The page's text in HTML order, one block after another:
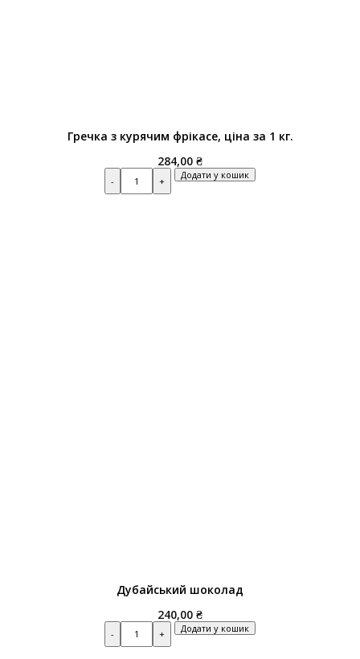
Гречка з курячим фрікасе, ціна за 1 кг.
284,00 ₴
Quantity Додати у кошик
Дубайський шоколад
240,00 ₴
Quantity Додати у кошик